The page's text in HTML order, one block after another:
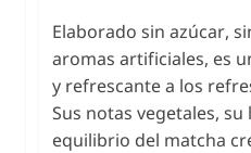
Elaborado sin azúcar,
aromas artificiales, es
y refrescante a los
Sus notas vegetales,
equilibrio del matcha